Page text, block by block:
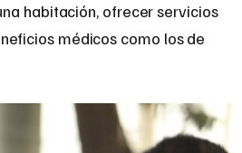
habitación, ofrecer servicios
médicos como los de